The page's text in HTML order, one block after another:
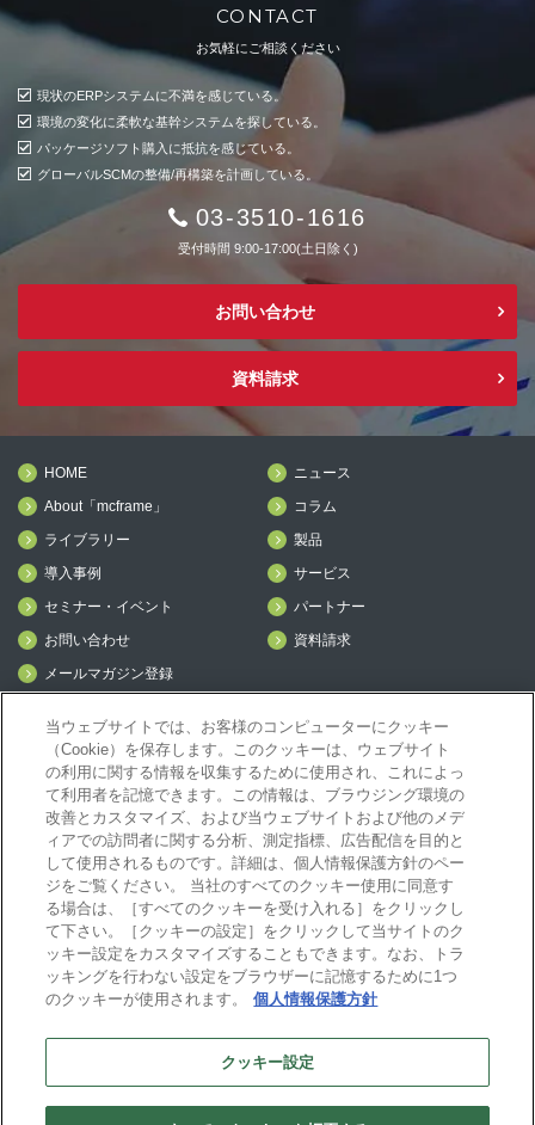
CONTACT
お気軽にご相談ください
現状のERPシステムに不満を感じている。
環境の変化に柔軟な基幹システムを探している。
パッケージソフト購入に抵抗を感じている。
グローバルSCMの整備/再構築を計画している。
03-3510-1616
受付時間 9:00-17:00(土日除く)
お問い合わせ
資料請求
HOME
ニュース
About「mcframe」
コラム
ライブラリー
製品
導入事例
サービス
セミナー・イベント
パートナー
お問い合わせ
資料請求
メールマガジン登録
mcframeナビ（ユーザ登録者）
mcframeユーザ会サイト（MCUG会員専用）
ID発行をご希望の方はこちら
パートナー専用サイト
mcframe GAパートナー専用サイト
MIJS
B-EN-Gについて
ビジネスエンジニアリング株式会社
当ウェブサイトでは、お客様のコンピューターにクッキー
（Cookie）を保存します。このクッキーは、ウェブサイト
の利用に関する情報を収集するために使用され、これによっ
て利用者を記憶できます。この情報は、ブラウジング環境の
改善とカスタマイズ、および当ウェブサイトおよび他のメデ
ィアでの訪問者に関する分析、測定指標、広告配信を目的と
して使用されるものです。詳細は、個人情報保護方針のペー
ジをご覧ください。 当社のすべてのクッキー使用に同意す
る場合は、［すべてのクッキーを受け入れる］をクリックし
て下さい。［クッキーの設定］をクリックして当サイトのク
ッキー設定をカスタマイズすることもできます。なお、トラ
ッキングを行わない設定をブラウザーに記憶するために1つ
のクッキーが使用されます。
個人情報保護方針
クッキー設定